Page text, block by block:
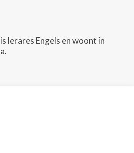
lerares Engels en woont in